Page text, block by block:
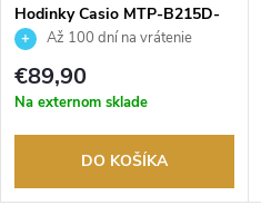
Hodinky Casio MTP-B215D-
2AVERAž 100 dní na vrátenie
tovaru. Autorizovaný predajca.
€89,90
Na externom sklade
DO KOŠÍKA